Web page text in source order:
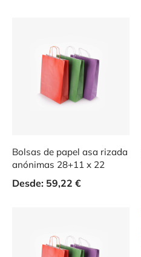
Bolsas de papel asa rizada
anónimas 28+11 x 22
Desde: 59,22 €